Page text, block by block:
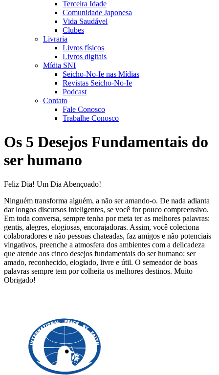
Terceira Idade
Comunidade Japonesa
Vida Saudável
Clubes
Livraria
Livros físicos
Livros digitais
Mídia SNI
Seicho-No-Ie nas Mídias
Revistas Seicho-No-Ie
Podcast
Contato
Fale Conosco
Trabalhe Conosco
Os 5 Desejos Fundamentais do
ser humano
Feliz Dia! Um Dia Abençoado!
Ninguém transforma alguém, a não ser amando-o. De nada adianta
dar longos discursos inteligentes, se você for pouco compreensivo.
Em toda conversa, sempre tenha por meta ter as melhores palavras:
gentis, alegres, elogiosas, encorajadoras. Assim, você coleciona
colaboradores e não pessoas chateadas, faz amigos e não potenciais
vingativos, preenche a atmosfera dos ambientes com a delicadeza
que atende aos cinco desejos fundamentais do ser humano: ser
amado, reconhecido, elogiado, livre e útil. O semeador de boas
palavras sempre tem por colheita os melhores destinos. Muito
Obrigado!